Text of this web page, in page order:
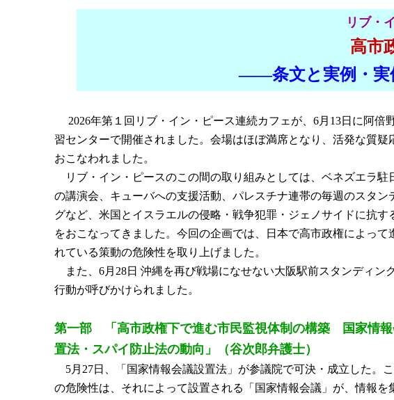
リブ・
高市
――条文と実例・実
2026年第１回リブ・イン・ピース連続カフェが、6月13日に阿倍
習センターで開催されました。会場はほぼ満席となり、活発な質疑
おこなわれました。
リブ・イン・ピースのこの間の取り組みとしては、ベネズエラ駐
の講演会、キューバへの支援活動、パレスチナ連帯の毎週のスタン
グなど、米国とイスラエルの侵略・戦争犯罪・ジェノサイドに抗す
をおこなってきました。今回の企画では、日本で高市政権によって
れている策動の危険性を取り上げました。
また、6月28日 沖縄を再び戦場になせない大阪駅前スタンディン
行動が呼びかけられました。
第一部 「高市政権下で進む市民監視体制の構築 国家情報
置法・スパイ防止法の動向」（谷次郎弁護士）
5月27日、「国家情報会議設置法」が参議院で可決・成立した。
の危険性は、それによって設置される「国家情報会議」が、情報を